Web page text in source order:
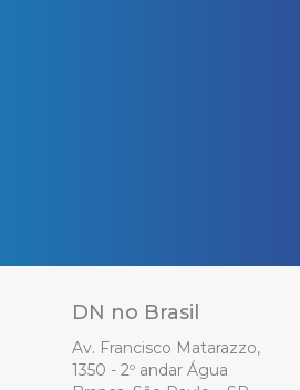
DN no Brasil
Av. Francisco Matarazzo,
1350 - 2º andar Água